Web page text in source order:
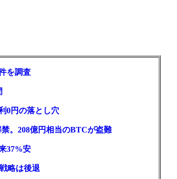
を調査
0円の落とし穴
。208億円相当のBTCが盗難
37%安
略は後退